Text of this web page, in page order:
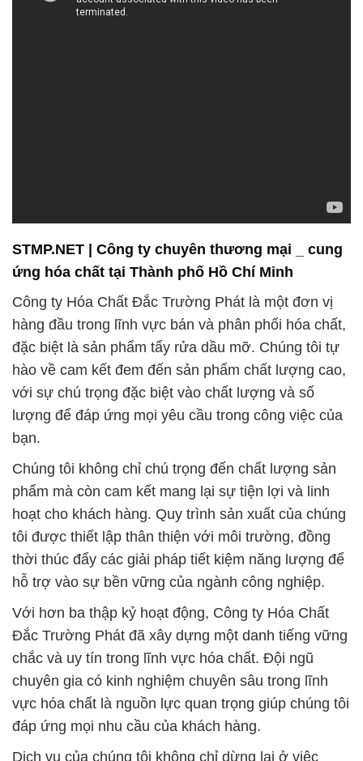
lượng để đáp ứng mọi yêu cầu trong công việc của
Chúng tôi không chỉ chú trọng đến chất lượng sản
phẩm mà còn cam kết mang lại sự tiện lợi và linh
hoạt cho khách hàng. Quy trình sản xuất của chúng
tôi được thiết lập thân thiện với môi trường, đồng
thời thúc đẩy các giải pháp tiết kiệm năng lượng để
hỗ trợ vào sự bền vững của ngành công nghiệp.
Với hơn ba thập kỷ hoạt động, Công ty Hóa Chất
Đắc Trường Phát đã xây dựng một danh tiếng vững
chắc và uy tín trong lĩnh vực hóa chất. Đội ngũ
chuyên gia có kinh nghiệm chuyên sâu trong lĩnh
vực hóa chất là nguồn lực quan trọng giúp chúng tôi
đáp ứng mọi nhu cầu của khách hàng.
Dịch vụ của chúng tôi không chỉ dừng lại ở việc
cung cấp sản phẩm, mà còn tận tâm và chu đáo.
Chúng tôi tuân thủ nghiêm ngặt các quy định và tiêu
chuẩn liên quan đến xử lý hóa chất, nhằm đảm bảo
an toàn cho môi trường và sức khỏe cộng đồng.
Chúng tôi tin rằng việc bảo vệ môi trường và xây
dựng một tương lai bền vững là trách nhiệm của
chúng tôi và của tất cả các đối tác kinh doanh. Hãy
cùng Công ty Hóa Chất Đắc Trường Phát trải